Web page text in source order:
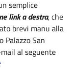
semplice
link a destra,che
brevi manu alla
Palazzo San
al seguente